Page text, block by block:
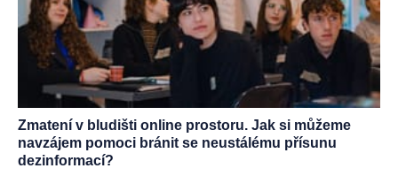
Zmatení v bludišti online prostoru. Jak si můžeme
navzájem pomoci bránit se neustálému přísunu
dezinformací?